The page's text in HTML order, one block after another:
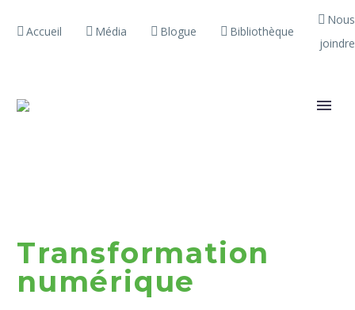
Accueil Média Blogue Bibliothèque
Nous
joindre
Transformation
numérique